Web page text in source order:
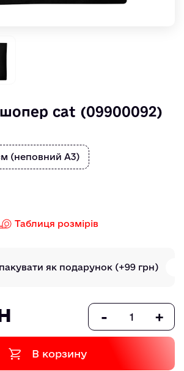
cat (09900092)
(неповний А3)
Таблиця розмірів
як подарунок (+99 грн)
- +
В корзину